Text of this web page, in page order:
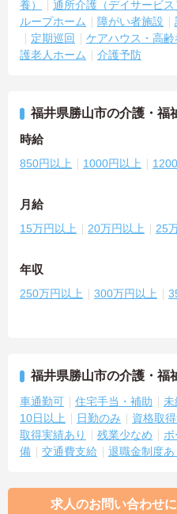
養）
通所介護（デイサービス
ループホーム
障がい者施設
定期巡回
ケアハウス・高
護老人ホーム
介護予防
福井県勝山市の介護・福
時給
850円以上 1000円以上
月給
15万円以上 20万円以上 25
年収
250万円以上 300万円以上
福井県勝山市の介護・福
車通勤可 住宅手当・補助 未
10日以上
日勤のみ 資格取
取得実績あり
残業少なめ
備
交通費支給 退職金制度あ
求人のお問い合わせ